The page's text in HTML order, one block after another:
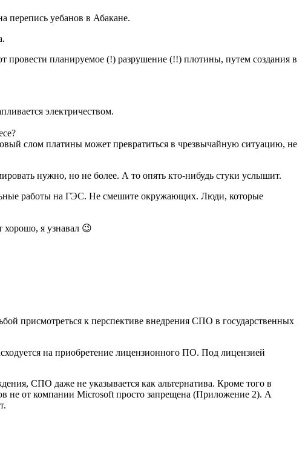
перепись уебанов в Абакане.
провести планируемое (!) разрушение (!!) плотины, путем создания в
электричеством.
слом платины может превратиться в чрезвычайную ситуацию, не
нужно, но не более. А то опять кто-нибудь стуки услышит.
работы на ГЭС. Не смешите окружающих. Люди, которые
хорошо, я узнавал 😉
присмотреться к перспективе внедрения СПО в государственных
на приобретение лицензионного ПО. Под лицензией
СПО даже не указывается как альтернатива. Кроме того в
не от компании Microsoft просто запрещена (Приложение 2). А